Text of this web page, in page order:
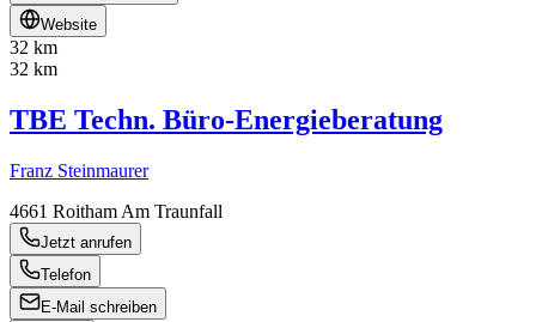
Website
32 km
32 km
TBE Techn. Büro-Energieberatung
Franz Steinmaurer
4661 Roitham Am Traunfall
Jetzt anrufen
Telefon
E-Mail schreiben